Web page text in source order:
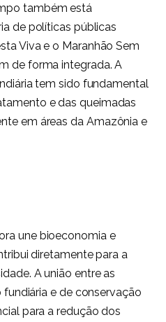
também está
de políticas públicas
Viva e o Maranhão Sem
de forma integrada. A
tem sido fundamental
e das queimadas
em áreas da Amazônia e
une bioeconomia e
diretamente para a
A união entre as
e de conservação
para a redução dos